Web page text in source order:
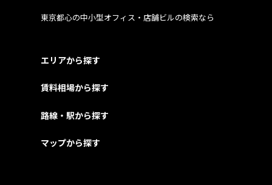
東京都心の中小型オフィス・店舗ビルの検索なら
エリアから探す
賃料相場から探す
路線・駅から探す
マップから探す